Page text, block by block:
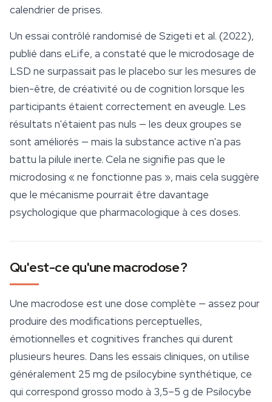
calendrier de prises.
Un essai contrôlé randomisé de Szigeti et al. (2022),
publié dans eLife, a constaté que le microdosage de
LSD ne surpassait pas le placebo sur les mesures de
bien-être, de créativité ou de cognition lorsque les
participants étaient correctement en aveugle. Les
résultats n'étaient pas nuls — les deux groupes se
sont améliorés — mais la substance active n'a pas
battu la pilule inerte. Cela ne signifie pas que le
microdosing « ne fonctionne pas », mais cela suggère
que le mécanisme pourrait être davantage
psychologique que pharmacologique à ces doses.
Qu'est-ce qu'une macrodose ?
Une macrodose est une dose complète — assez pour
produire des modifications perceptuelles,
émotionnelles et cognitives franches qui durent
plusieurs heures. Dans les essais cliniques, on utilise
généralement 25 mg de psilocybine synthétique, ce
qui correspond grosso modo à 3,5–5 g de Psilocybe